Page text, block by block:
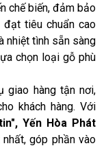
chế biến, đảm bảo
đạt tiêu chuẩn cao
nhiệt tình sẵn sàng
chọn loại gỗ phù
giao hàng tận nơi,
khách hàng. Với
Yến Hòa Phát
góp phần vào